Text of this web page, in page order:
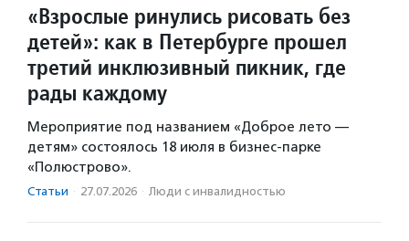
«Взрослые ринулись рисовать без
детей»: как в Петербурге прошел
третий инклюзивный пикник, где
рады каждому
Мероприятие под названием «Доброе лето —
детям» состоялось 18 июля в бизнес-парке
«Полюстрово».
Статьи · 27.07.2026 · Люди с инвалидностью